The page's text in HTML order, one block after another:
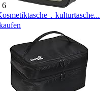
6
，kulturtasche...